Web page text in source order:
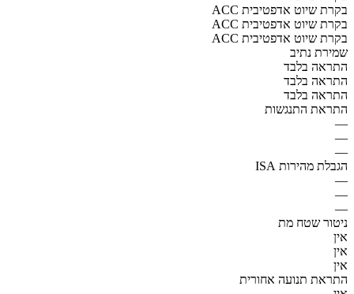
ACC בקרת שיוט אדפטיבית
ACC בקרת שיוט אדפטיבית
ACC בקרת שיוט אדפטיבית
שמירת נתיב
התראה בלבד
התראה בלבד
התראה בלבד
התראת התנגשות
—
—
—
הגבלת מהירות ISA
—
—
—
ניטור שטח מת
אין
אין
אין
התראת תנועה אחורית